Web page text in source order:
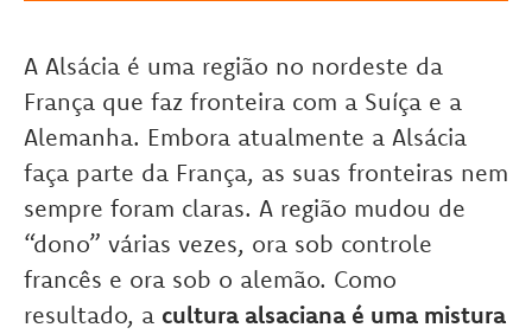
A Alsácia é uma região no nordeste da
França que faz fronteira com a Suíça e a
Alemanha. Embora atualmente a Alsácia
faça parte da França, as suas fronteiras nem
sempre foram claras. A região mudou de
“dono” várias vezes, ora sob controle
francês e ora sob o alemão. Como
resultado, a cultura alsaciana é uma mistura